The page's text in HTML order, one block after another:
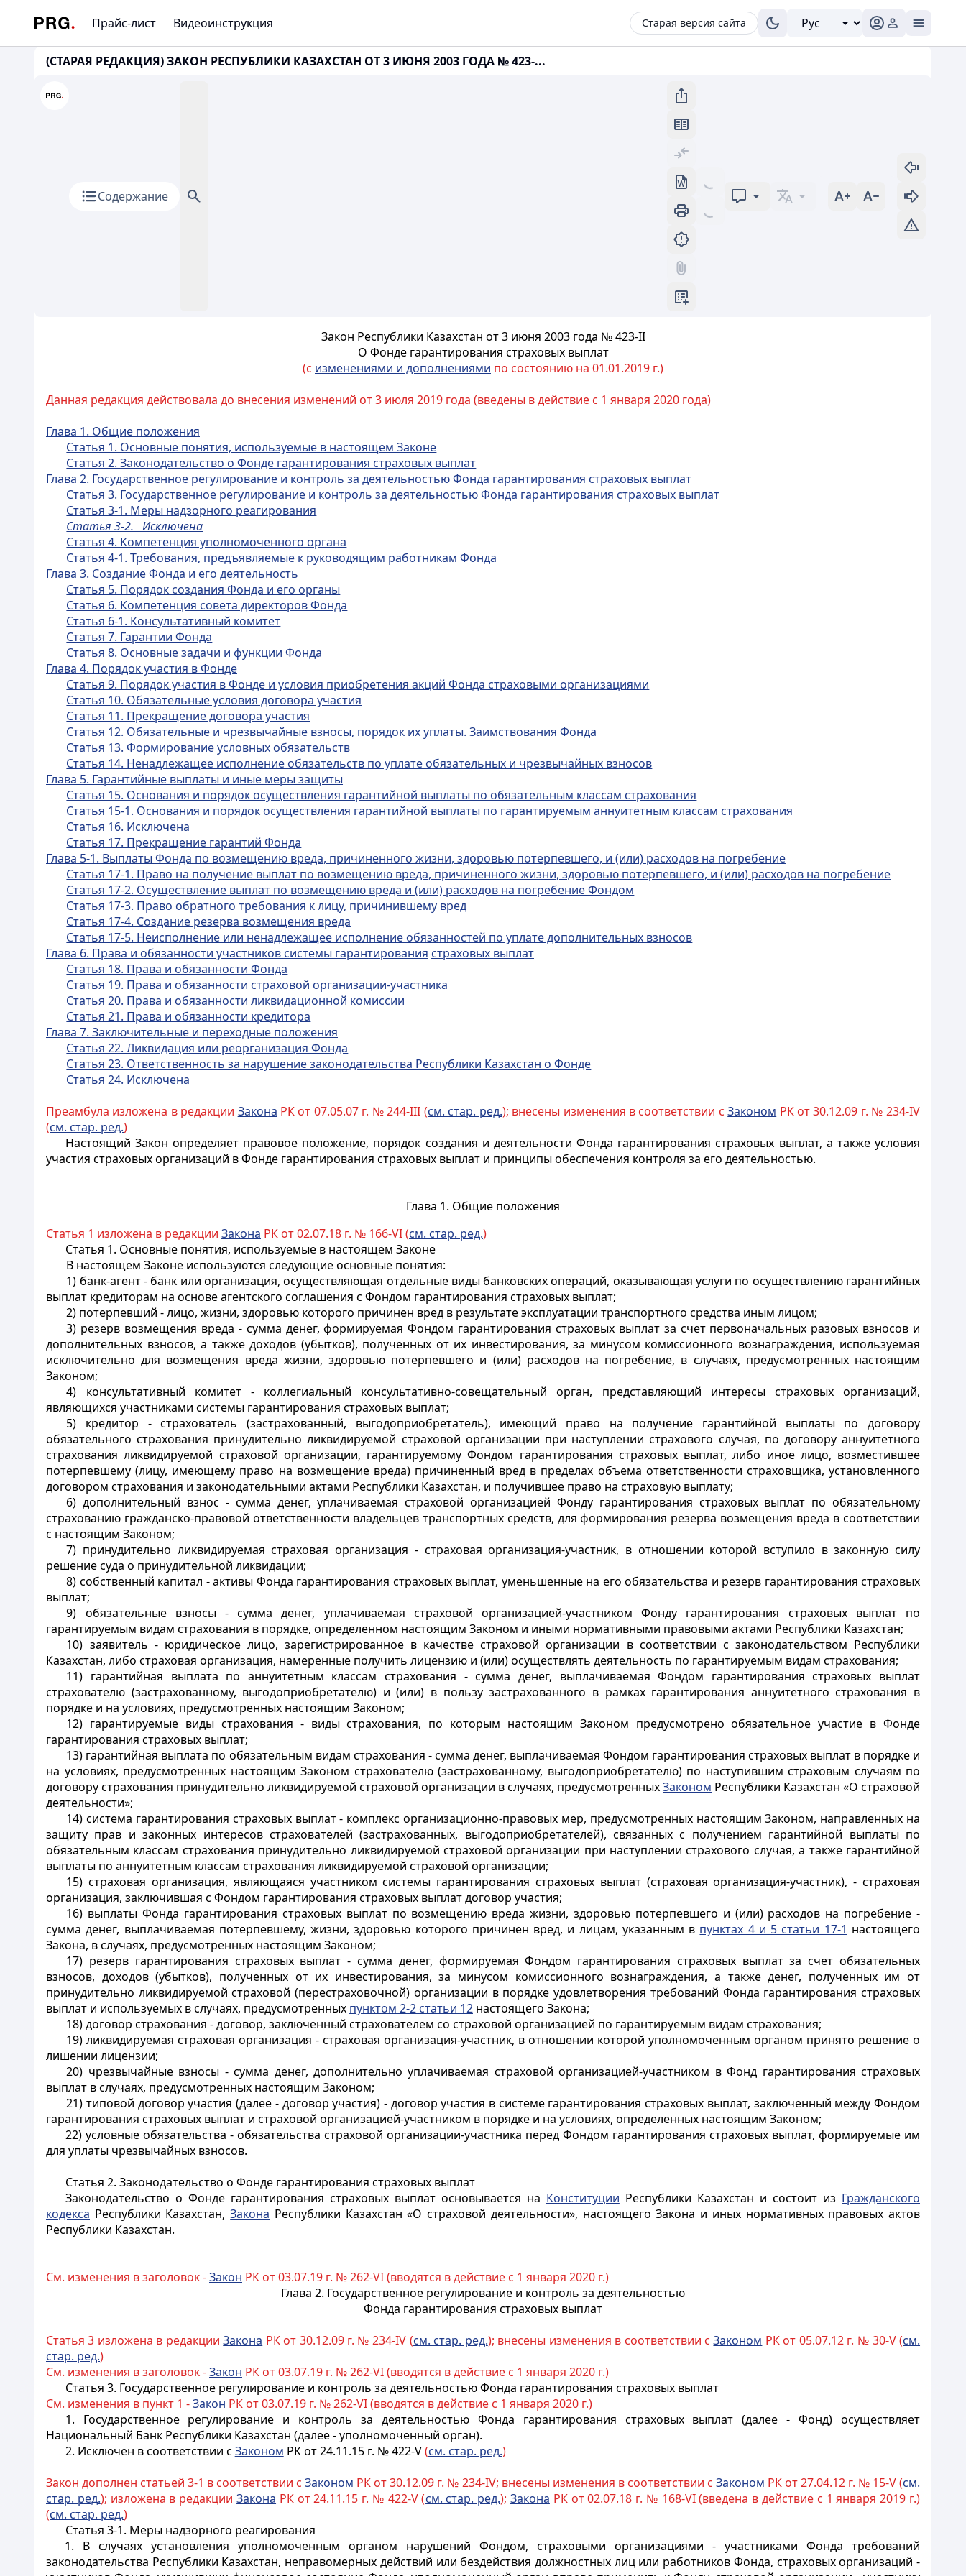
Прайс-лист Видеоинструкция Старая версия сайта
(СТАРАЯ РЕДАКЦИЯ) ЗАКОН РЕСПУБЛИКИ КАЗАХСТАН ОТ 3 ИЮНЯ 2003 ГОДА № 423-...
Содержание
Закон Республики Казахстан от 3 июня 2003 года № 423-II
О Фонде гарантирования страховых выплат
(с изменениями и дополнениями по состоянию на 01.01.2019 г.)
Данная редакция действовала до внесения изменений от 3 июля 2019 года (введены в действие с 1 января 2020 года)
Глава 1. Общие положения
Статья 1. Основные понятия, используемые в настоящем Законе
Статья 2. Законодательство о Фонде гарантирования страховых выплат
Глава 2. Государственное регулирование и контроль за деятельностьюФонда гарантирования страховых выплат
Статья 3. Государственное регулирование и контроль за деятельностью Фонда гарантирования страховых выплат
Статья 3-1. Меры надзорного реагирования
Статья 3-2. Исключена
Статья 4. Компетенция уполномоченного органа
Статья 4-1. Требования, предъявляемые к руководящим работникам Фонда
Глава 3. Создание Фонда и его деятельность
Статья 5. Порядок создания Фонда и его органы
Статья 6. Компетенция совета директоров Фонда
Статья 6-1. Консультативный комитет
Статья 7. Гарантии Фонда
Статья 8. Основные задачи и функции Фонда
Глава 4. Порядок участия в Фонде
Статья 9. Порядок участия в Фонде и условия приобретения акций Фонда страховыми организациями
Статья 10. Обязательные условия договора участия
Статья 11. Прекращение договора участия
Статья 12. Обязательные и чрезвычайные взносы, порядок их уплаты. Заимствования Фонда
Статья 13. Формирование условных обязательств
Статья 14. Ненадлежащее исполнение обязательств по уплате обязательных и чрезвычайных взносов
Глава 5. Гарантийные выплаты и иные меры защиты
Статья 15. Основания и порядок осуществления гарантийной выплаты по обязательным классам страхования
Статья 15-1. Основания и порядок осуществления гарантийной выплаты по гарантируемым аннуитетным классам страхования
Статья 16. Исключена
Статья 17. Прекращение гарантий Фонда
Глава 5-1. Выплаты Фонда по возмещению вреда, причиненного жизни, здоровью потерпевшего, и (или) расходов на погребение
Статья 17-1. Право на получение выплат по возмещению вреда, причиненного жизни, здоровью потерпевшего, и (или) расходов на погребение
Статья 17-2. Осуществление выплат по возмещению вреда и (или) расходов на погребение Фондом
Статья 17-3. Право обратного требования к лицу, причинившему вред
Статья 17-4. Создание резерва возмещения вреда
Статья 17-5. Неисполнение или ненадлежащее исполнение обязанностей по уплате дополнительных взносов
Глава 6. Права и обязанности участников системы гарантирования страховых выплат
Статья 18. Права и обязанности Фонда
Статья 19. Права и обязанности страховой организации-участника
Статья 20. Права и обязанности ликвидационной комиссии
Статья 21. Права и обязанности кредитора
Глава 7. Заключительные и переходные положения
Статья 22. Ликвидация или реорганизация Фонда
Статья 23. Ответственность за нарушение законодательства Республики Казахстан о Фонде
Статья 24. Исключена
Преамбула изложена в редакции Закона РК от 07.05.07 г. № 244-III (см. стар. ред.); внесены изменения в соответствии сЗаконом РК от 30.12.09 г. № 234-IV
(см. стар. ред.)
Настоящий Закон определяет правовое положение, порядок создания и деятельности Фонда гарантирования страховых выплат, а также условия
участия страховых организаций в Фонде гарантирования страховых выплат и принципы обеспечения контроля за его деятельностью.
Глава 1. Общие положения
Статья 1 изложена в редакции Закона РК от 02.07.18 г. № 166-VI (см. стар. ред.)
Статья 1. Основные понятия, используемые в настоящем Законе
В настоящем Законе используются следующие основные понятия:
1) банк-агент - банк или организация, осуществляющая отдельные виды банковских операций, оказывающая услуги по осуществлению гарантийных
выплат кредиторам на основе агентского соглашения с Фондом гарантирования страховых выплат;
2) потерпевший - лицо, жизни, здоровью которого причинен вред в результате эксплуатации транспортного средства иным лицом;
3) резерв возмещения вреда - сумма денег, формируемая Фондом гарантирования страховых выплат за счет первоначальных разовых взносов и
дополнительных взносов, а также доходов (убытков), полученных от их инвестирования, за минусом комиссионного вознаграждения, используемая
исключительно для возмещения вреда жизни, здоровью потерпевшего и (или) расходов на погребение, в случаях, предусмотренных настоящим
Законом;
4) консультативный комитет - коллегиальный консультативно-совещательный орган, представляющий интересы страховых организаций,
являющихся участниками системы гарантирования страховых выплат;
5) кредитор - страхователь (застрахованный, выгодоприобретатель), имеющий право на получение гарантийной выплаты по договору
обязательного страхования принудительно ликвидируемой страховой организации при наступлении страхового случая, по договору аннуитетного
страхования ликвидируемой страховой организации, гарантируемому Фондом гарантирования страховых выплат, либо иное лицо, возместившее
потерпевшему (лицу, имеющему право на возмещение вреда) причиненный вред в пределах объема ответственности страховщика, установленного
договором страхования и законодательными актами Республики Казахстан, и получившее право на страховую выплату;
6) дополнительный взнос - сумма денег, уплачиваемая страховой организацией Фонду гарантирования страховых выплат по обязательному
страхованию гражданско-правовой ответственности владельцев транспортных средств, для формирования резерва возмещения вреда в соответствии
с настоящим Законом;
7) принудительно ликвидируемая страховая организация - страховая организация-участник, в отношении которой вступило в законную силу
решение суда о принудительной ликвидации;
8) собственный капитал - активы Фонда гарантирования страховых выплат, уменьшенные на его обязательства и резерв гарантирования страховых
выплат;
9) обязательные взносы - сумма денег, уплачиваемая страховой организацией-участником Фонду гарантирования страховых выплат по
гарантируемым видам страхования в порядке, определенном настоящим Законом и иными нормативными правовыми актами Республики Казахстан;
10) заявитель - юридическое лицо, зарегистрированное в качестве страховой организации в соответствии с законодательством Республики
Казахстан, либо страховая организация, намеренные получить лицензию и (или) осуществлять деятельность по гарантируемым видам страхования;
11) гарантийная выплата по аннуитетным классам страхования - сумма денег, выплачиваемая Фондом гарантирования страховых выплат
страхователю (застрахованному, выгодоприобретателю) и (или) в пользу застрахованного в рамках гарантирования аннуитетного страхования в
порядке и на условиях, предусмотренных настоящим Законом;
12) гарантируемые виды страхования - виды страхования, по которым настоящим Законом предусмотрено обязательное участие в Фонде
гарантирования страховых выплат;
13) гарантийная выплата по обязательным видам страхования - сумма денег, выплачиваемая Фондом гарантирования страховых выплат в порядке и
на условиях, предусмотренных настоящим Законом страхователю (застрахованному, выгодоприобретателю) по наступившим страховым случаям по
договору страхования принудительно ликвидируемой страховой организации в случаях, предусмотренныхЗаконом Республики Казахстан «О страховой
деятельности»;
14) система гарантирования страховых выплат - комплекс организационно-правовых мер, предусмотренных настоящим Законом, направленных на
защиту прав и законных интересов страхователей (застрахованных, выгодоприобретателей), связанных с получением гарантийной выплаты по
обязательным классам страхования принудительно ликвидируемой страховой организации при наступлении страхового случая, а также гарантийной
выплаты по аннуитетным классам страхования ликвидируемой страховой организации;
15) страховая организация, являющаяся участником системы гарантирования страховых выплат (страховая организация-участник), - страховая
организация, заключившая с Фондом гарантирования страховых выплат договор участия;
16) выплаты Фонда гарантирования страховых выплат по возмещению вреда жизни, здоровью потерпевшего и (или) расходов на погребение -
сумма денег, выплачиваемая потерпевшему, жизни, здоровью которого причинен вред, и лицам, указанным в пунктах 4 и 5 статьи 17-1 настоящего
Закона, в случаях, предусмотренных настоящим Законом;
17) резерв гарантирования страховых выплат - сумма денег, формируемая Фондом гарантирования страховых выплат за счет обязательных
взносов, доходов (убытков), полученных от их инвестирования, за минусом комиссионного вознаграждения, а также денег, полученных им от
принудительно ликвидируемой страховой (перестраховочной) организации в порядке удовлетворения требований Фонда гарантирования страховых
выплат и используемых в случаях, предусмотренных пунктом 2-2 статьи 12 настоящего Закона;
18) договор страхования - договор, заключенный страхователем со страховой организацией по гарантируемым видам страхования;
19) ликвидируемая страховая организация - страховая организация-участник, в отношении которой уполномоченным органом принято решение о
лишении лицензии;
20) чрезвычайные взносы - сумма денег, дополнительно уплачиваемая страховой организацией-участником в Фонд гарантирования страховых
выплат в случаях, предусмотренных настоящим Законом;
21) типовой договор участия (далее - договор участия) - договор участия в системе гарантирования страховых выплат, заключенный между Фондом
гарантирования страховых выплат и страховой организацией-участником в порядке и на условиях, определенных настоящим Законом;
22) условные обязательства - обязательства страховой организации-участника перед Фондом гарантирования страховых выплат, формируемые им
для уплаты чрезвычайных взносов.
Статья 2. Законодательство о Фонде гарантирования страховых выплат
Законодательство о Фонде гарантирования страховых выплат основывается на Конституции Республики Казахстан и состоит из Гражданского
кодекса Республики Казахстан,Закона Республики Казахстан «О страховой деятельности», настоящего Закона и иных нормативных правовых актов
Республики Казахстан.
См. изменения в заголовок -Закон РК от 03.07.19 г. № 262-VI (вводятся в действие с 1 января 2020 г.)
Глава 2. Государственное регулирование и контроль за деятельностью
Фонда гарантирования страховых выплат
Статья 3 изложена в редакцииЗакона РК от 30.12.09 г. № 234-IV (см. стар. ред.); внесены изменения в соответствии сЗаконом РК от 05.07.12 г. № 30-V (см.
стар. ред.)
См. изменения в заголовок -Закон РК от 03.07.19 г. № 262-VI (вводятся в действие с 1 января 2020 г.)
Статья 3. Государственное регулирование и контроль за деятельностью Фонда гарантирования страховых выплат
См. изменения в пункт 1 -Закон РК от 03.07.19 г. № 262-VI (вводятся в действие с 1 января 2020 г.)
1. Государственное регулирование и контроль за деятельностью Фонда гарантирования страховых выплат (далее - Фонд) осуществляет
Национальный Банк Республики Казахстан (далее - уполномоченный орган).
2. Исключен в соответствии с Законом РК от 24.11.15 г. № 422-V(см. стар. ред.)
Закон дополнен статьей 3-1 в соответствии сЗаконом РК от 30.12.09 г. № 234-IV; внесены изменения в соответствии с Законом РК от 27.04.12 г. № 15-V (см.
стар. ред.); изложена в редакцииЗакона РК от 24.11.15 г. № 422-V (см. стар. ред.); Закона РК от 02.07.18 г. № 168-VI (введена в действие с 1 января 2019 г.)
(см. стар. ред.)
Статья 3-1. Меры надзорного реагирования
1. В случаях установления уполномоченным органом нарушений Фондом, страховыми организациями - участниками Фонда требований
законодательства Республики Казахстан, неправомерных действий или бездействия должностных лиц или работников Фонда, страховых организаций -